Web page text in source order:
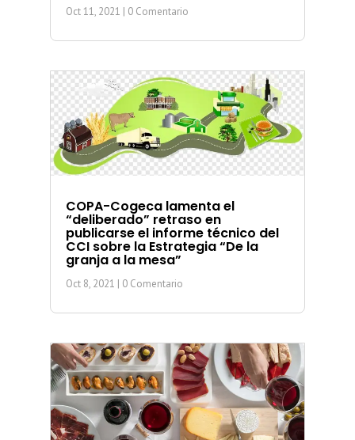
Oct 11, 2021 | 0 Comentario
COPA-Cogeca lamenta el
“deliberado” retraso en
publicarse el informe técnico del
CCI sobre la Estrategia “De la
granja a la mesa”
Oct 8, 2021 | 0 Comentario